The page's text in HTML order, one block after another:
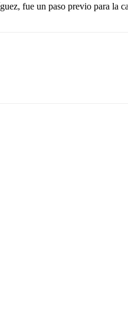
fue un paso previo para la